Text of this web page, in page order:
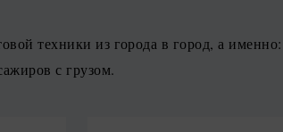
техники из города в город, а именно:
с грузом.